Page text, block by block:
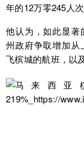
年的12万零245人次
他认为，如此显
州政府争取增加从
飞槟城的航班，以